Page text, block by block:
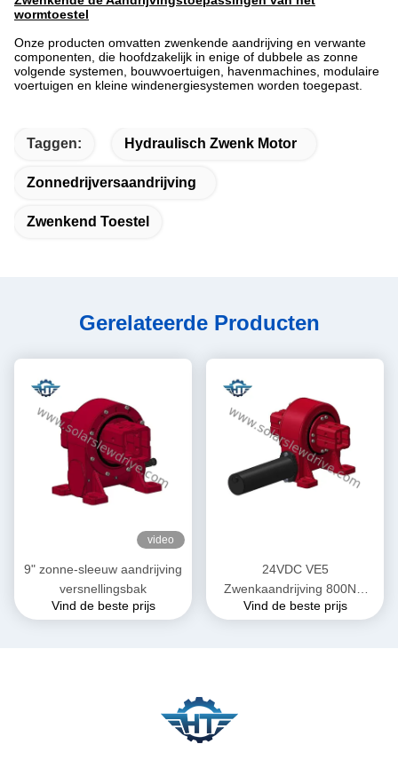
wormtoestel
Onze producten omvatten zwenkende aandrijving en verwante
componenten, die hoofdzakelijk in enige of dubbele as zonne
volgende systemen, bouwvoertuigen, havenmachines, modulaire
voertuigen en kleine windenergiesystemen worden toegepast.
Taggen: Hydraulisch Zwenk Motor
Zonnedrijversaandrijving
Zwenkend Toestel
Gerelateerde Producten
video
9" zonne-sleeuw aandrijving
versnellingsbak
Vind de beste prijs
24VDC VE5
Zwenkaandrijving 800Nm
Koppel voor
Vind de beste prijs